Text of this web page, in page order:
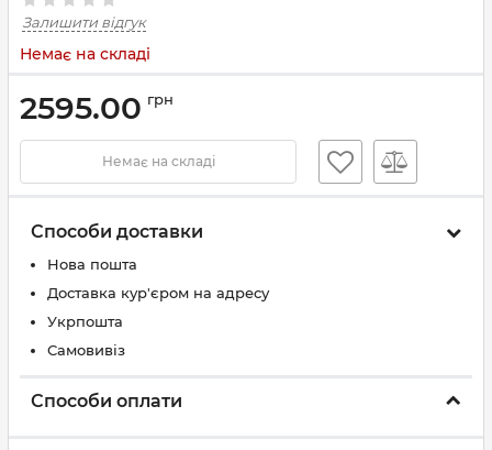
Залишити відгук
Немає на складі
2595.00 грн
Немає на складі
Способи доставки
Нова пошта
Доставка кур'єром на адресу
Укрпошта
Самовивіз
Способи оплати